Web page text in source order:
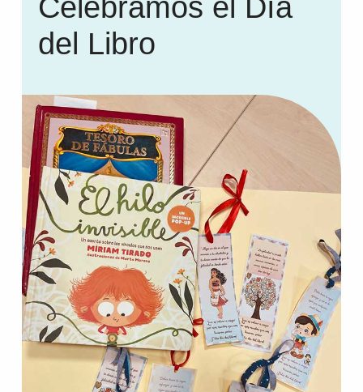
Celebramos el Día
del Libro